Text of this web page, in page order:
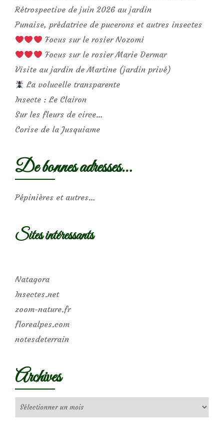
Rétrospective de juin 2026 au jardin
Punaise, prédatrice de pucerons et autres insectes
Focus sur le rosier Nozomi
Focus sur le rosier Marie Dermar
Visite au jardin de Martine (jardin privé)
La volucelle transparente
Insecte : Le Clairon
Sur les fleurs de circe…
Corise de la Jusquiame
De bonnes adresses…
Pépinières et autres…
Sites intéressants
Natagora
Insectes.net
zoom-nature.fr
florealpes.com
notesdeterrain
Archives